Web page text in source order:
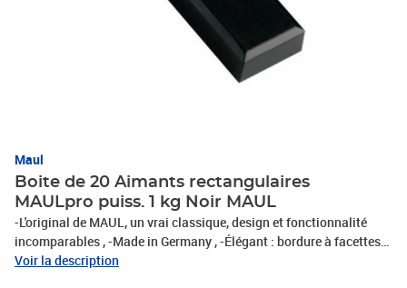
Maul
Boite de 20 Aimants rectangulaires
MAULpro puiss. 1 kg Noir MAUL
-L'original de MAUL, un vrai classique, design et fonctionnalité
incomparables , -Made in Germany , -Élégant : bordure à facettes
polies, brillant, surface légèrement érodée , -Tient bon : une colle
Voir la description